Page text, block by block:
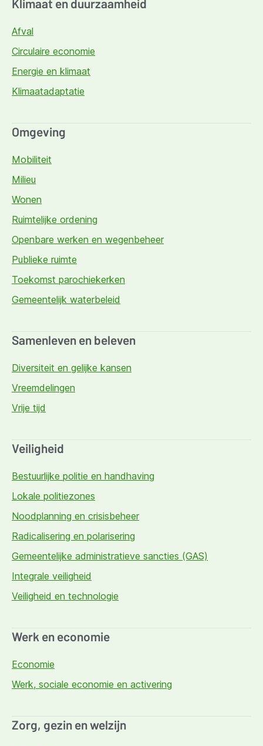
Klimaat en duurzaamheid
Afval
Circulaire economie
Energie en klimaat
Klimaatadaptatie
Omgeving
Mobiliteit
Milieu
Wonen
Ruimtelijke ordening
Openbare werken en wegenbeheer
Publieke ruimte
Toekomst parochiekerken
Gemeentelijk waterbeleid
Samenleven en beleven
Diversiteit en gelijke kansen
Vreemdelingen
Vrije tijd
Veiligheid
Bestuurlijke politie en handhaving
Lokale politiezones
Noodplanning en crisisbeheer
Radicalisering en polarisering
Gemeentelijke administratieve sancties (GAS)
Integrale veiligheid
Veiligheid en technologie
Werk en economie
Economie
Werk, sociale economie en activering
Zorg, gezin en welzijn